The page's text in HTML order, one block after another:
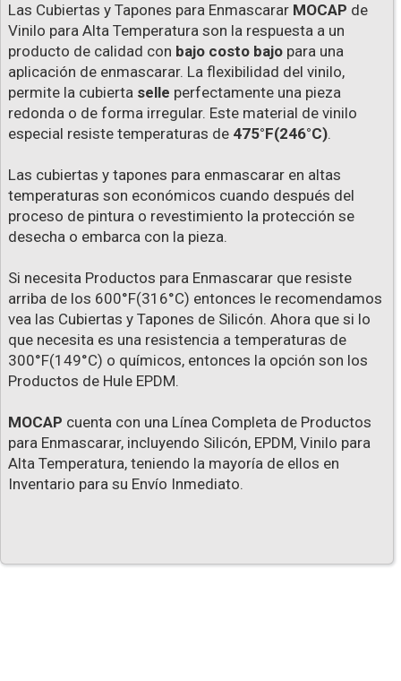
Las Cubiertas y Tapones para Enmascarar MOCAP de
Vinilo para Alta Temperatura son la respuesta a un
producto de calidad con bajo costo bajo para una
aplicación de enmascarar. La flexibilidad del vinilo,
permite la cubierta selle perfectamente una pieza
redonda o de forma irregular. Este material de vinilo
especial resiste temperaturas de 475°F(246°C).
Las cubiertas y tapones para enmascarar en altas
temperaturas son económicos cuando después del
proceso de pintura o revestimiento la protección se
desecha o embarca con la pieza.
Si necesita Productos para Enmascarar que resiste
arriba de los 600°F(316°C) entonces le recomendamos
vea las Cubiertas y Tapones de Silicón. Ahora que si lo
que necesita es una resistencia a temperaturas de
300°F(149°C) o químicos, entonces la opción son los
Productos de Hule EPDM.
MOCAP cuenta con una Línea Completa de Productos
para Enmascarar, incluyendo Silicón, EPDM, Vinilo para
Alta Temperatura, teniendo la mayoría de ellos en
Inventario para su Envío Inmediato.